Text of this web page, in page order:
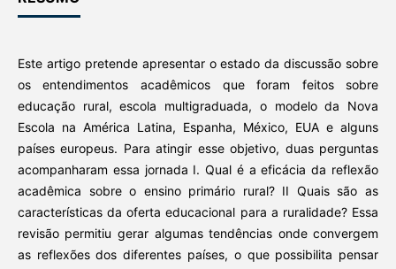
Este artigo pretende apresentar o estado da discussão sobre
os entendimentos acadêmicos que foram feitos sobre
educação rural, escola multigraduada, o modelo da Nova
Escola na América Latina, Espanha, México, EUA e alguns
países europeus. Para atingir esse objetivo, duas perguntas
acompanharam essa jornada I. Qual é a eficácia da reflexão
acadêmica sobre o ensino primário rural? II Quais são as
características da oferta educacional para a ruralidade? Essa
revisão permitiu gerar algumas tendências onde convergem
as reflexões dos diferentes países, o que possibilita pensar